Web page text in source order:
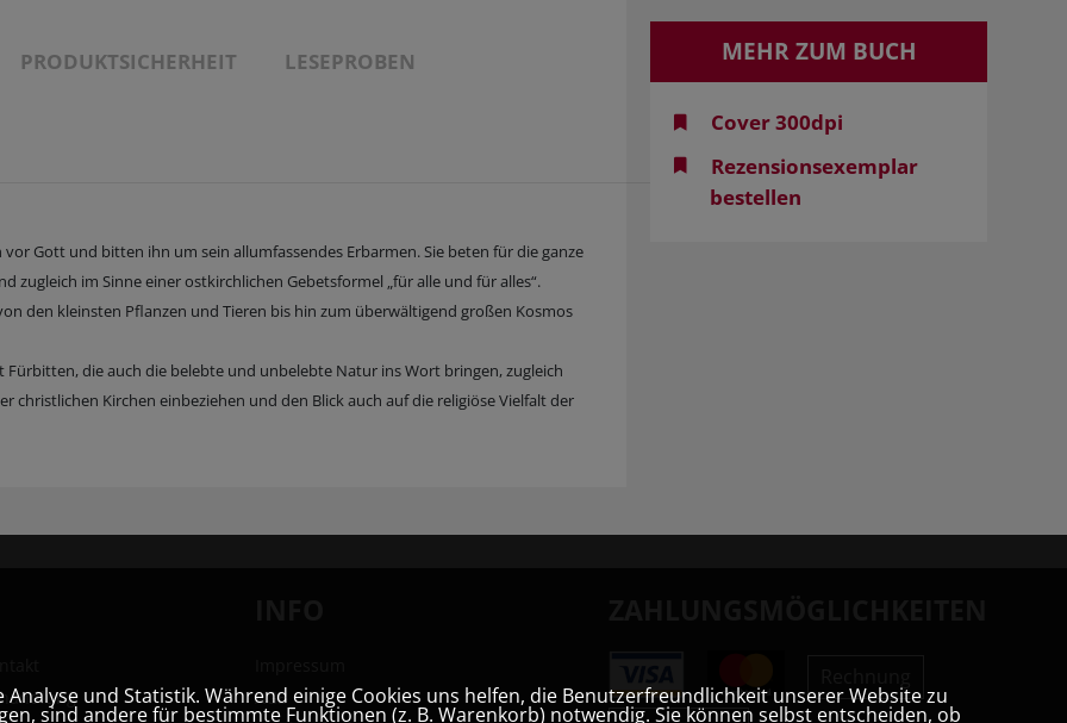
PRODUKTSICHERHEIT LESEPROBEN
Gott und bitten ihn um sein allumfassendes Erbarmen. Sie beten für die ganze
zugleich im Sinne einer ostkirchlichen Gebetsformel „für alle und für alles“.
den kleinsten Pflanzen und Tieren bis hin zum überwältigend großen Kosmos
die auch die belebte und unbelebte Natur ins Wort bringen, zugleich
christlichen Kirchen einbeziehen und den Blick auch auf die religiöse Vielfalt der
MEHR ZUM BUCH
Cover 300dpi
Rezensionsexemplar
bestellen
AGB
und Statistik. Während einige Cookies uns helfen, die Benutzerfreundlichkeit unserer Website zu
sind andere für bestimmte Funktionen (z. B. Warenkorb) notwendig. Sie können selbst entscheiden, ob